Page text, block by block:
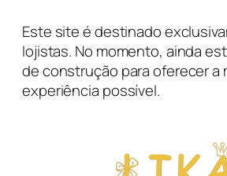
para
conteúdo
Este site é destinado
lojistas. No momento, ainda
de construção para oferecer a
experiência possível.